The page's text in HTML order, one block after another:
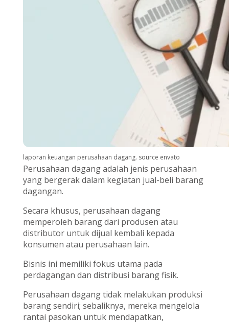
laporan keuangan perusahaan dagang. source envato
Perusahaan dagang adalah jenis perusahaan
yang bergerak dalam kegiatan jual-beli barang
dagangan.
Secara khusus, perusahaan dagang
memperoleh barang dari produsen atau
distributor untuk dijual kembali kepada
konsumen atau perusahaan lain.
Bisnis ini memiliki fokus utama pada
perdagangan dan distribusi barang fisik.
Perusahaan dagang tidak melakukan produksi
barang sendiri; sebaliknya, mereka mengelola
rantai pasokan untuk mendapatkan,